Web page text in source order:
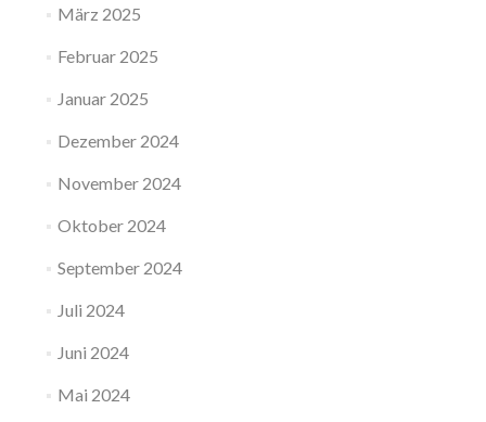
März 2025
Februar 2025
Januar 2025
Dezember 2024
November 2024
Oktober 2024
September 2024
Juli 2024
Juni 2024
Mai 2024